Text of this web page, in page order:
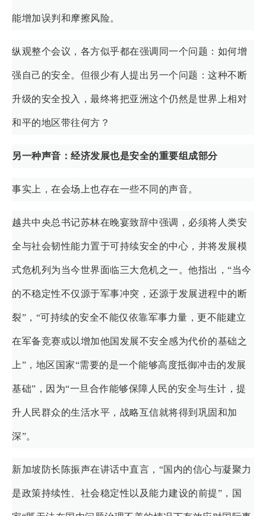
能增加误判和摩擦风险。
纵观整个会议，各方似乎都在强调同一个问题：如何增
强自己的安全。但很少有人提出另一个问题：这种不断
升级的安全投入，最终将把亚洲这个仍然是世界上相对
和平的地区带往何方？
另一种声音： 经济发展也是安全的重要组成部分
事实上，在会场上也存在一些不同的声音。
越共中央总书记苏林在晚宴致辞中强调，必须将人类安
全与社会韧性能力置于可持续安全的中心，并将发展模
式危机列为当今世界面临三大危机之一。他指出，“当今
的不稳定性不仅源于军事冲突，还源于发展进程中的断
裂”，“可持续的安全不能仅依靠军事力量，更不能建立
在军备竞赛或以增加他国发展不安全感为代价的基础之
上”，地区国家“需要的是一个能够高度抵御冲击的发展
基础”，因为“一旦合作能够保障人民的安全与生计，提
升人民群众的生活水平，战略互信就将得到巩固和加
深”。
新加坡防长陈振声在讲话中直言，“国内的信心与凝聚力
是政策持续性、社会稳定性以及能力建设的前提”，国